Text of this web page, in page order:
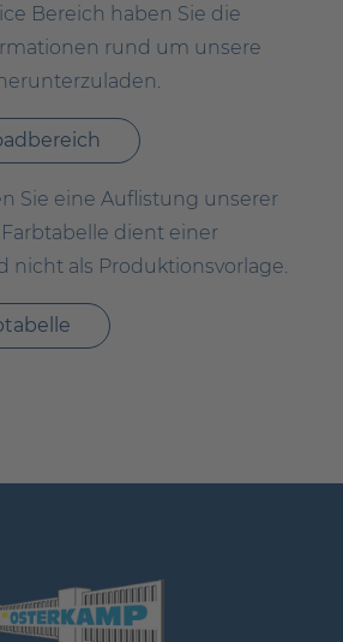
Bereich haben Sie die
rund um unsere
Sie eine Auflistung unserer
Farbtabelle dient einer
nicht als Produktionsvorlage.